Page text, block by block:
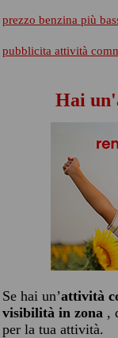
prezzo benzina più
pubblicita attività
Hai
Se hai un’attività
visibilità in zona ,
per la tua attività.